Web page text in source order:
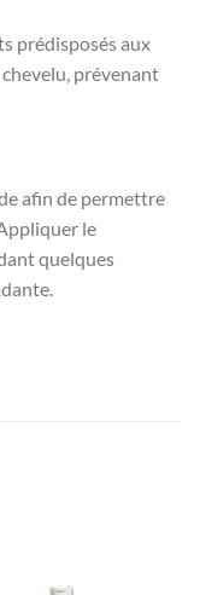
prédisposés aux
prévenant
afin de permettre
le
quelques